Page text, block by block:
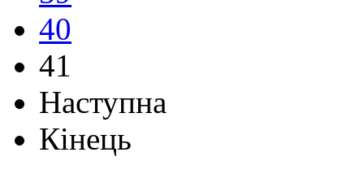
40
41
Наступна
Кінець